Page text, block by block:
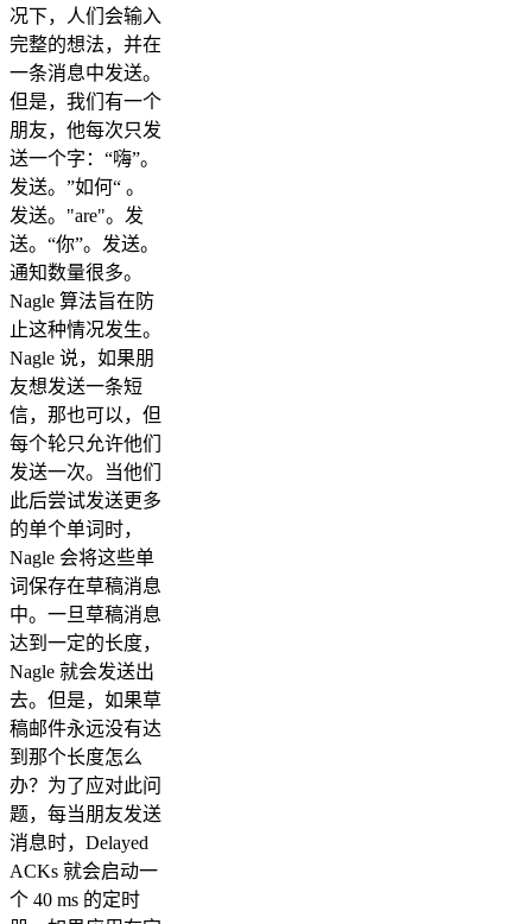
况下，人们会输入
完整的想法，并在
一条消息中发送。
但是，我们有一个
朋友，他每次只发
送一个字：“嗨”。
发送。”如何“ 。
发送。"are"。发
送。“你”。发送。
通知数量很多。
Nagle 算法旨在防
止这种情况发生。
Nagle 说，如果朋
友想发送一条短
信，那也可以，但
每个轮只允许他们
发送一次。当他们
此后尝试发送更多
的单个单词时，
Nagle 会将这些单
词保存在草稿消息
中。一旦草稿消息
达到一定的长度，
Nagle 就会发送出
去。但是，如果草
稿邮件永远没有达
到那个长度怎么
办？为了应对此问
题，每当朋友发送
消息时，Delayed
ACKs 就会启动一
个 40 ms 的定时